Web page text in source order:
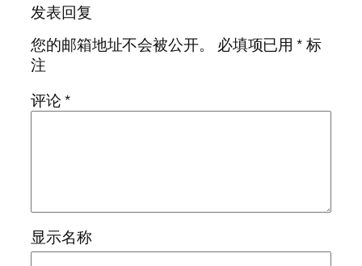
发表回复
您的邮箱地址不会被公开。
必填项已用*标
注
评论*
显示名称